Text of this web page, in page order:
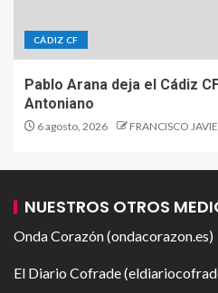
CÁDIZ CF
Pablo Arana deja el Cádiz
Antoniano
6 agosto, 2026 FRANCISCO
NUESTROS OTROS
Onda Corazón (ondacorazon.es)
El Diario Cofrade